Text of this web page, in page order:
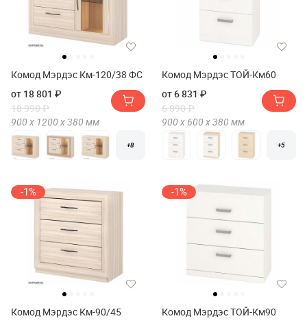
Комод Мэрдэс Км-120/38 ФС
от 18 801 ₽
18 990 ₽
900 х 1200 х380 мм
+8
Комод Мэрдэс ТОЙ-Км60
от 6 831 ₽
6 890 ₽
900 х 600 х380 мм
+5
-1%
Комод Мэрдэс Км-90/45
-1%
Комод Мэрдэс ТОЙ-Км90